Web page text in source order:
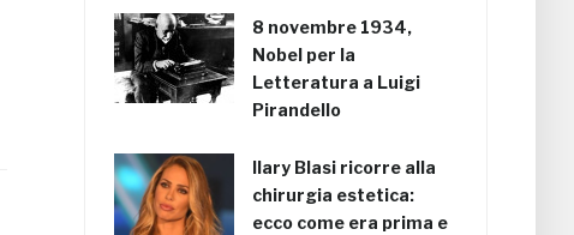
8 novembre 1934,
Nobel per la
Letteratura a Luigi
Pirandello
Ilary Blasi ricorre alla
chirurgia estetica:
ecco come era prima e